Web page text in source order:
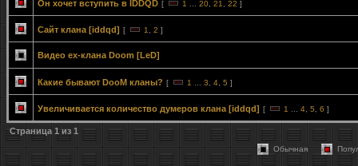
Он хочет вступить в IDDQD [ 1 20 21 22 ]
Сайт клана [iddqd] [ 1 2 ]
Видео ex-клана Doom [LeD]
Какие бывают DooM кланы? [ 1 3 4 5 ]
Увеличивается количество думеров клана [iddqd] [ 1 4 5 6 ]
Страница 1из 1
Обычная